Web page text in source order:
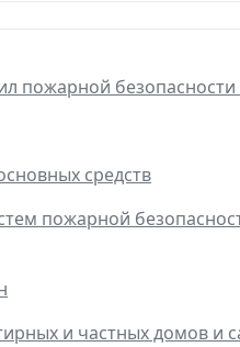
пожарной безопасности
средств
пожарной
и частных домов и